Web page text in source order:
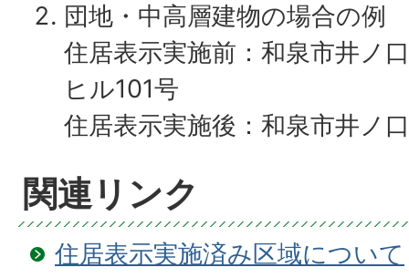
団地・中高層建物の場合の例
住居表示実施前：和泉市井ノ
ヒル101号
住居表示実施後：和泉市井ノ
関連リンク
住居表示実施済み区域について